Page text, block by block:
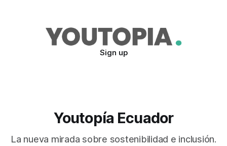
Sign up
Youtopía Ecuador
La nueva mirada sobre sostenibilidad e inclusión.